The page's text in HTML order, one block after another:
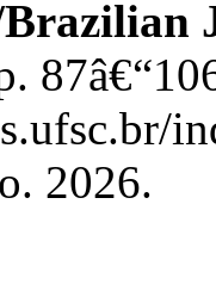
2026.